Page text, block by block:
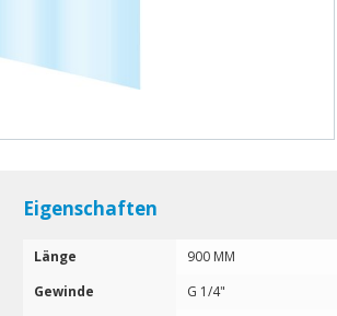
Eigenschaften
Länge
900 MM
Gewinde
G 1/4"